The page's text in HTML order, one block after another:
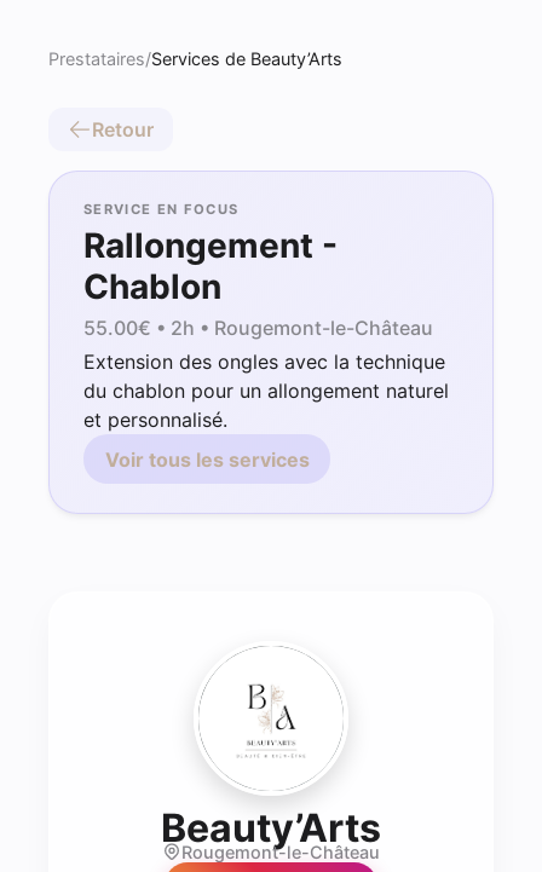
Prestataires/Services de Beauty’Arts
Retour
SERVICE EN FOCUS
Rallongement -
Chablon
55.00€ • 2h • Rougemont-le-Château
Extension des ongles avec la technique
du chablon pour un allongement naturel
et personnalisé.
Voir tous les services
Beauty’Arts
Rougemont-le-Château